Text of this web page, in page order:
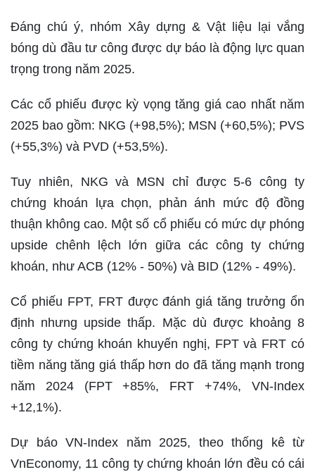
Đáng chú ý, nhóm Xây dựng & Vật liệu lại vắng
bóng dù đầu tư công được dự báo là động lực quan
trọng trong năm 2025.
Các cổ phiếu được kỳ vọng tăng giá cao nhất năm
2025 bao gồm: NKG (+98,5%); MSN (+60,5%); PVS
(+55,3%) và PVD (+53,5%).
Tuy nhiên, NKG và MSN chỉ được 5-6 công ty
chứng khoán lựa chọn, phản ánh mức độ đồng
thuận không cao. Một số cổ phiếu có mức dự phóng
upside chênh lệch lớn giữa các công ty chứng
khoán, như ACB (12% - 50%) và BID (12% - 49%).
Cổ phiếu FPT, FRT được đánh giá tăng trưởng ổn
định nhưng upside thấp. Mặc dù được khoảng 8
công ty chứng khoán khuyến nghị, FPT và FRT có
tiềm năng tăng giá thấp hơn do đã tăng mạnh trong
năm 2024 (FPT +85%, FRT +74%, VN-Index
+12,1%).
Dự báo VN-Index năm 2025, theo thống kê từ
VnEconomy, 11 công ty chứng khoán lớn đều có cái